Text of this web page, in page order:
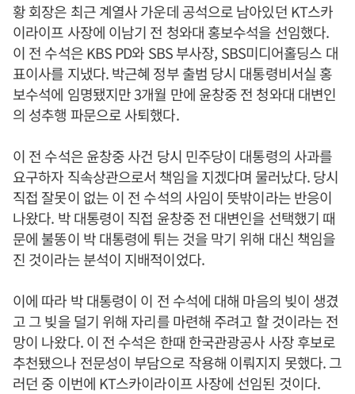
황 회장은 최근 계열사 가운데 공석으로 남아있던 KT스카
이라이프 사장에 이남기 전 청와대 홍보수석을 선임했다.
이 전 수석은 KBS PD와 SBS 부사장, SBS미디어홀딩스 대
표이사를 지냈다. 박근혜 정부 출범 당시 대통령비서실 홍
보수석에 임명됐지만 3개월 만에 윤창중 전 청와대 대변인
의 성추행 파문으로 사퇴했다.
이 전 수석은 윤창중 사건 당시 민주당이 대통령의 사과를
요구하자 직속상관으로서 책임을 지겠다며 물러났다. 당시
직접 잘못이 없는 이 전 수석의 사임이 뜻밖이라는 반응이
나왔다. 박 대통령이 직접 윤창중 전 대변인을 선택했기 때
문에 불똥이 박 대통령에 튀는 것을 막기 위해 대신 책임을
진 것이라는 분석이 지배적이었다.
이에 따라 박 대통령이 이 전 수석에 대해 마음의 빚이 생겼
고 그 빚을 덜기 위해 자리를 마련해 주려고 할 것이라는 전
망이 나왔다. 이 전 수석은 한때 한국관광공사 사장 후보로
추천됐으나 전문성이 부담으로 작용해 이뤄지지 못했다. 그
러던 중 이번에 KT스카이라이프 사장에 선임된 것이다.